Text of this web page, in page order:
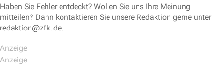
Haben Sie Fehler entdeckt? Wollen Sie uns Ihre Meinung
mitteilen? Dann kontaktieren Sie unsere Redaktion gerne unter
redaktion@zfk.de.